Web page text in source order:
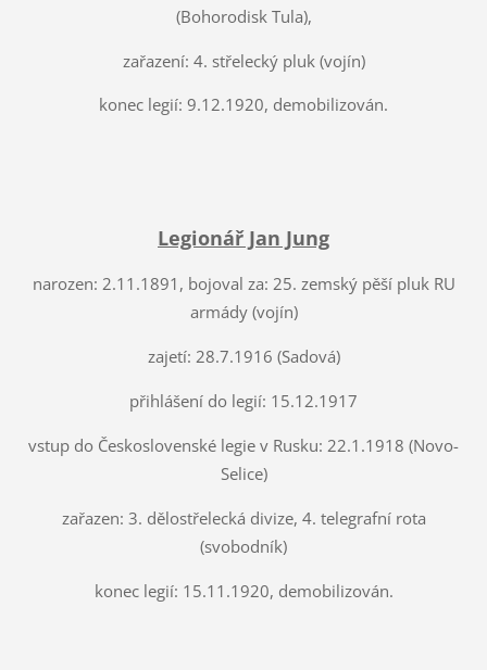
(Bohorodisk Tula),
zařazení: 4. střelecký pluk (vojín)
konec legií: 9.12.1920, demobilizován.
Legionář Jan Jung
narozen: 2.11.1891, bojoval za: 25. zemský pěší pluk RU
armády (vojín)
zajetí: 28.7.1916 (Sadová)
přihlášení do legií: 15.12.1917
vstup do Československé legie v Rusku: 22.1.1918 (Novo-
Selice)
zařazen: 3. dělostřelecká divize, 4. telegrafní rota
(svobodník)
konec legií: 15.11.1920, demobilizován.